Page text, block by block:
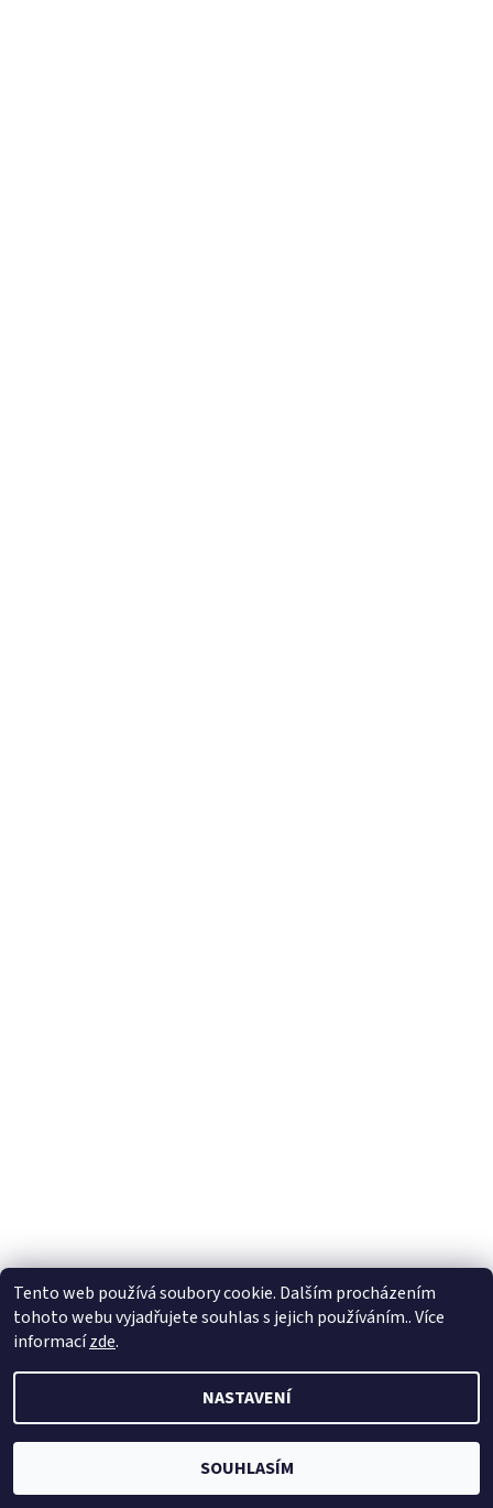
Tento web používá soubory cookie. Dalším procházením
tohoto webu vyjadřujete souhlas s jejich používáním.. Více
informacízde.
NASTAVENÍ
SOUHLASÍM